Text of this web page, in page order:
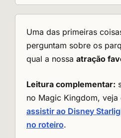
Uma das primeiras
perguntam sobre os
qual a nossa atração
Leitura complementar:
no Magic Kingdom, veja
assistir ao Disney
no roteiro.